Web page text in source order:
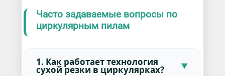
Часто задаваемые вопросы по
циркулярным пилам
1. Как работает технология
сухой резки в циркулярках?